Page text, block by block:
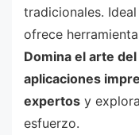
tradicionales.
ofrece
Domina el arte
aplicaciones
expertos y
esfuerzo.